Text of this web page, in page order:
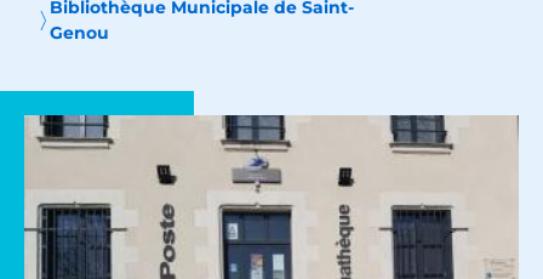
Bibliothèque Municipale de Saint-
Genou